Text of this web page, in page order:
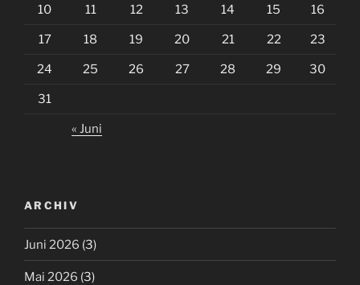
10 11 12 13 14 15 16
17 18 19 20 21 22 23
24 25 26 27 28 29 30
31
« Juni
ARCHIV
Juni 2026 (3)
Mai 2026 (3)